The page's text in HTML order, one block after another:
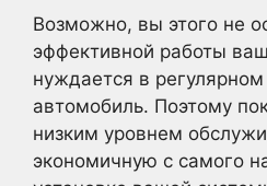
Возможно, вы этого не
эффективной работы
нуждается в
автомобиль. Поэтому
низким уровнем
экономичную с самого